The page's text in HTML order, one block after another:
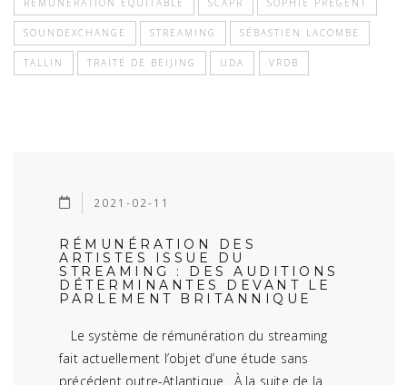
RÉMUNÉRATION ÉQUITABLE SCAPR SOPHIE PRÉGENT
SOUNDEXCHANGE STREAMING SÉBASTIEN LACOMBE
TALLIN TRAITÉ DE BEIJING UDA VRDB
2021-02-11
RÉMUNÉRATION DES
ARTISTES ISSUE DU
STREAMING : DES AUDITIONS
DÉTERMINANTES DEVANT LE
PARLEMENT BRITANNIQUE
Le système de rémunération du streaming
fait actuellement l’objet d’une étude sans
précédent outre-Atlantique. À la suite de la